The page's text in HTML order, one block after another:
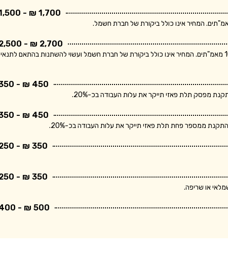
1,700 ₪ - 1,500 ₪
2,700 ₪ - 2,500 ₪
המחיר מתייחס ללוח חשמל תלת פאזי הכולל מפסק ראשי ו- 10 מאמ"תים. המחיר אינו כולל ביקורת של חברת חשמל ועשוי להשתנות בהתאם לתנאי
450 ₪ - 350 ₪
מפסק תלת פאזי תייקר את עלות העבודה בכ-20%.
450 ₪ - 350 ₪
ממספר פחת תלת פאזי תייקר את עלות העבודה בכ-20%.
350 ₪ - 250 ₪
350 ₪ - 250 ₪
או שריפה.
500 ₪ - 400 ₪